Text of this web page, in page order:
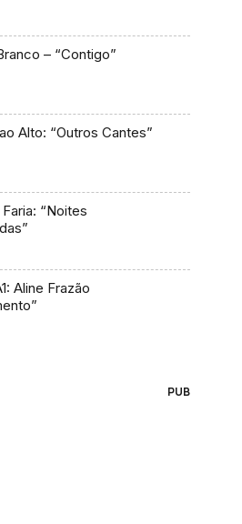
– “Contigo”
Alto: “Outros Cantes”
“Noites
Aline Frazão
PUB